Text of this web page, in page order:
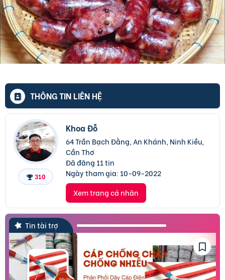
THÔNG TIN LIÊN HỆ
310
Khoa Đỗ
64 Trần Bạch Đằng, An Khánh, Ninh Kiều,
Cần Thơ
Đã đăng 11 tin
Ngày tham gia: 10-09-2022
Xem trang cá nhân
Tin tài trợ